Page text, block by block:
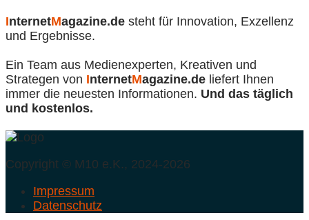
InternetMagazine.de steht für Innovation, Exzellenz
und Ergebnisse.
Ein Team aus Medienexperten, Kreativen und
Strategen von InternetMagazine.de liefert Ihnen
immer die neuesten Informationen. Und das täglich
und kostenlos.
Copyright © M10 e.K., 2024-2026
Impressum
Datenschutz